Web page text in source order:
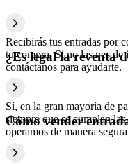
Recibirás tus entradas por
tu compra. Si no las ves
contáctanos para ayudarte.
¿Es legal la reventa
Sí, en la gran mayoría de
siempre que se cumplan
operamos de manera
Cómo vender